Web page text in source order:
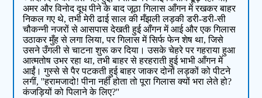
अमर और विनोद दूध पीने के बाद जूठा गिलास आँगन में रखकर बाहर
निकल गए थे, तभी मेरी ढाई साल की मँझली लड़की डरी-डरी-सी
चौकन्नी नजरों से आसपास देखती हुई आँगन में आई और एक गिलास
उठाकर मुँह से लगा लिया, पर गिलास में सिर्फ फेन शेष था, जिसे
उसने उँगली से चाटना शुरू कर दिया। उसके चेहरे पर गहराया हुआ
आत्मतोष उभर रहा था, तभी बाहर से हरहराती हुई भाभी आँगन में
आईं। गुस्से से पैर पटकती हुई बाहर जाकर दोनों लड़कों को पीटने
लगीं, ''हरामजादो! पीना नहीं होता तो पूरा गिलास क्यों भरा लेते हो?
कंजड़ियों को पिलाने के लिए?''